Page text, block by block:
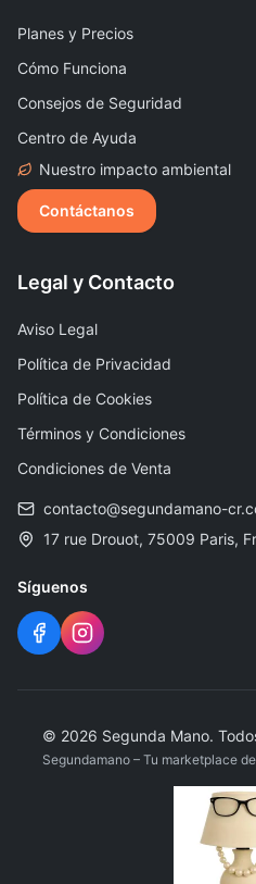
Planes y Precios
Cómo Funciona
Consejos de Seguridad
Centro de Ayuda
Nuestro impacto ambiental
Contáctanos
Legal y Contacto
Aviso Legal
Política de Privacidad
Política de Cookies
Términos y Condiciones
Condiciones de Venta
contacto@segundamano-
17 rue Drouot, 75009 Paris,
Síguenos
© 2026 Segunda Mano.
Segundamano – Tu marketplace